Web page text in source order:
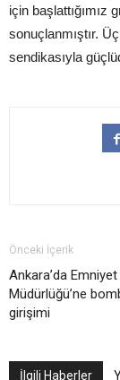
için başlattığımız
sonuçlanmıştır.
sendikasıyla
Önceki İçerik
Ankara’da Emniyet
Müdürlüğü’ne
girişimi
İlgili Haberler